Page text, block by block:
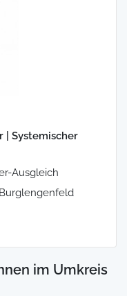
| Systemischer
Ausgleich
im Umkreis